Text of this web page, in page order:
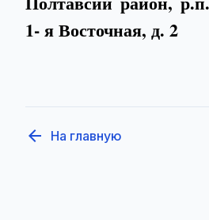
1- я Восточная, д. 2
arrow_back На главную